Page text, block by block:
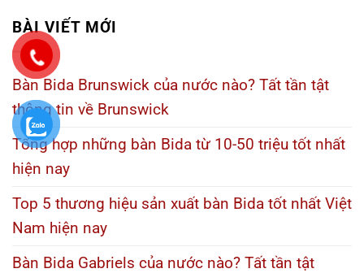
BÀI VIẾT MỚI
Bàn Bida Brunswick của nước nào? Tất tần tật
thông tin về Brunswick
Tổng hợp những bàn Bida từ 10-50 triệu tốt nhất
hiện nay
Top 5 thương hiệu sản xuất bàn Bida tốt nhất Việt
Nam hiện nay
Bàn Bida Gabriels của nước nào? Tất tần tật